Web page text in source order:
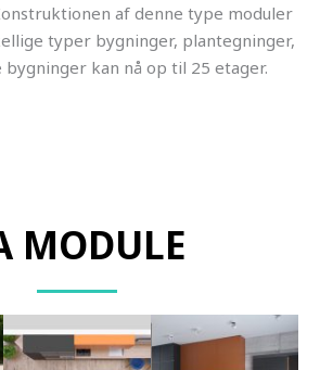
af denne type moduler
typer bygninger, plantegninger,
bygninger kan nå op til 25 etager.
MODULE